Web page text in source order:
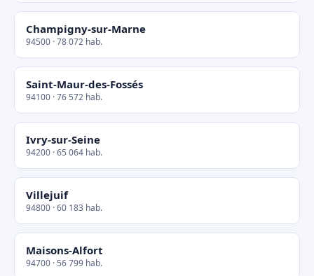
Champigny-sur-Marne
94500 · 78 072 hab.
Saint-Maur-des-Fossés
94100 · 76 572 hab.
Ivry-sur-Seine
94200 · 65 064 hab.
Villejuif
94800 · 60 183 hab.
Maisons-Alfort
94700 · 56 799 hab.